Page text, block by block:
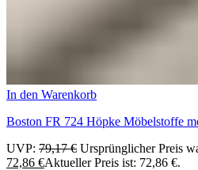
In den Warenkorb
Boston FR 724 Höpke Möbelstoffe
UVP: 79,17€ Ursprünglicher Preis
72,86 €Aktueller Preis ist: 72,86 €.